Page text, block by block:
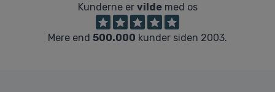
Kunderne er vildemed os
Mere end 500.000 kunder siden 2003.